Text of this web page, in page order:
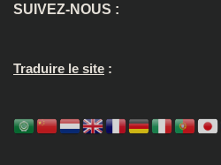
SUIVEZ-NOUS :
Traduire le site :